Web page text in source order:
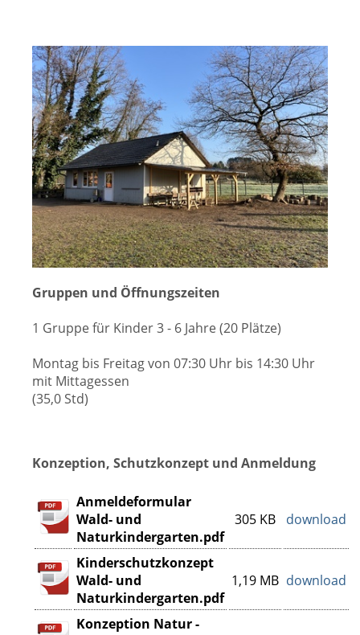
Gruppen und Öffnungszeiten
1 Gruppe für Kinder 3 - 6 Jahre (20 Plätze)
Montag bis Freitag von 07:30 Uhr bis 14:30 Uhr
mit Mittagessen
(35,0 Std)
Konzeption, Schutzkonzept und Anmeldung
Anmeldeformular
Wald- und
Naturkindergarten.pdf
305 KB download
Kinderschutzkonzept
Wald- und
Naturkindergarten.pdf
1,19 MB download
Konzeption Natur -